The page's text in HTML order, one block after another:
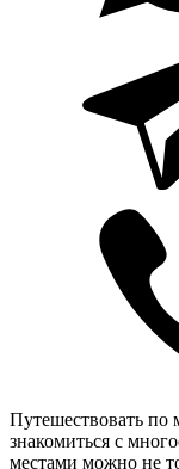
Путешествовать по
знакомиться с
местами можно не